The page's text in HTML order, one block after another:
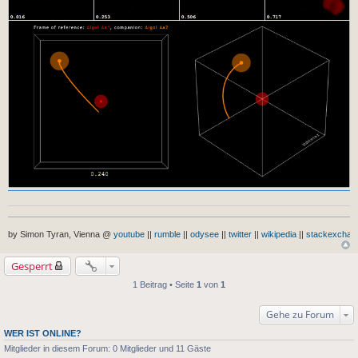
by Simon Tyran, Vienna @ youtube rumble odysee twitter wikipedia
Gesperrt
1 Beitrag • Seite 1 von 1
Gehe zu Forum
WER IST ONLINE?
Mitglieder in diesem Forum: 0 Mitglieder und 11 Gäste